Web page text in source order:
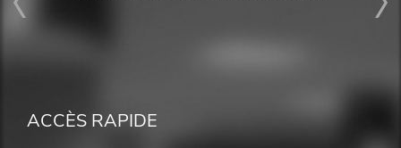
ACCÈS RAPIDE